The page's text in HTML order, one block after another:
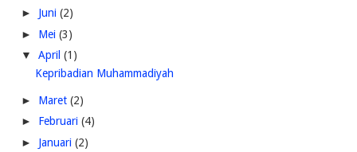
► Juni (2)
► Mei (3)
▼ April (1)
Kepribadian Muhammadiyah
► Maret (2)
► Februari (4)
► Januari (2)